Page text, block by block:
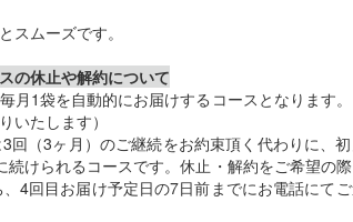
スムーズです。
の休止や解約について
月1袋を自動的にお届けするコースとなります
いたします）
回（3ヶ月）のご継続をお約束頂く代わりに、
けられるコースです。休止・解約をご希望の
4回目お届け予定日の7日前までにお電話にて